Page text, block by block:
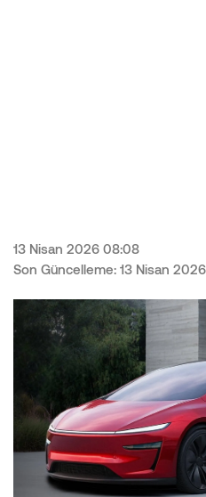
13 Nisan 2026 08:08
Son Güncelleme: 13 Nisan